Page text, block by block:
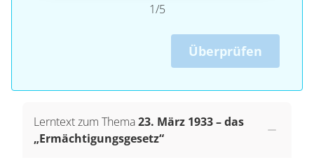
1/5
Überprüfen
Lerntext zum Thema23. März 1933 – das
„Ermächtigungsgesetz“